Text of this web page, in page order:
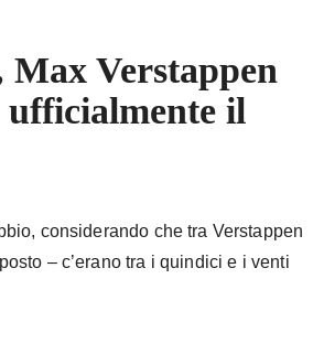
Verstappen
ufficialmente il
considerando che tra Verstappen
– c’erano tra i quindici e i venti